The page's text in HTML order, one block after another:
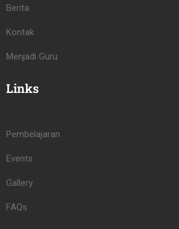
Berita
Kontak
Menjadi Guru
Links
Pembelajaran
Events
Gallery
FAQs